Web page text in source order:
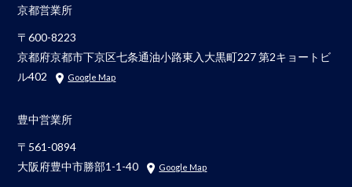
京都営業所
〒600-8223
京都府京都市下京区七条通油小路東入大黒町227 第2キョートビ
ル402
Google Map
豊中営業所
〒561-0894
大阪府豊中市勝部1-1-40
Google Map